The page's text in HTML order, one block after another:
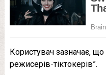
Користувач зазначає,
режисерів-тіктокерів”.